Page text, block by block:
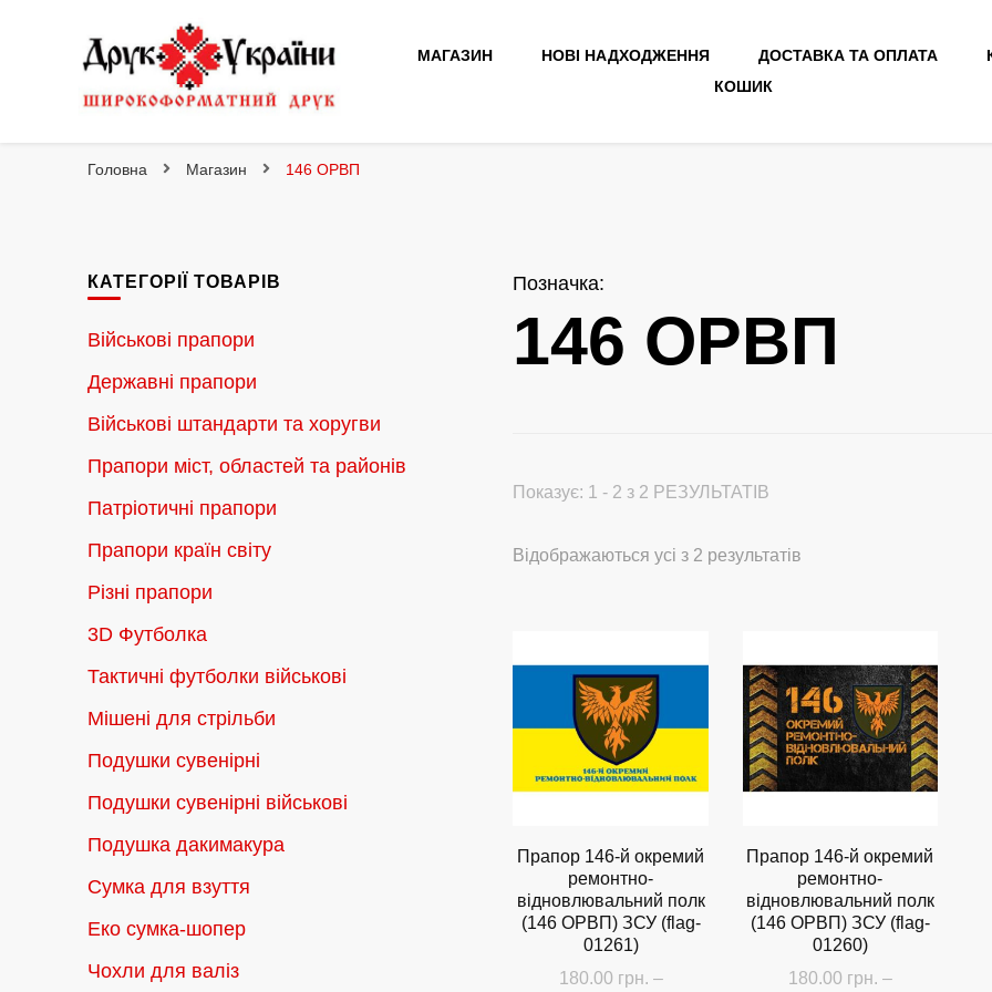
МАГАЗИН НОВІ НАДХОДЖЕННЯ ДОСТАВКА ТА ОПЛАТА
КОШИК
Головна Магазин 146 ОРВП
Позначка:
146 ОРВП
Показує: 1 - 2 з 2 РЕЗУЛЬТАТІВ
Відображаються усі з 2 результатів
Прапор 146-й окремий
ремонтно-
відновлювальний полк
(146 ОРВП) ЗСУ (flag-
01261)
180.00 грн. –
Прапор 146-й окремий
ремонтно-
відновлювальний полк
(146 ОРВП) ЗСУ (flag-
01260)
180.00 грн. –
КАТЕГОРІЇ ТОВАРІВ
Військові прапори
Державні прапори
Військові штандарти та хоругви
Прапори міст, областей та районів
Патріотичні прапори
Прапори країн світу
Різні прапори
3D Футболка
Тактичні футболки військові
Мішені для стрільби
Подушки сувенірні
Подушки сувенірні військові
Подушка дакимакура
Сумка для взуття
Еко сумка-шопер
Чохли для валіз